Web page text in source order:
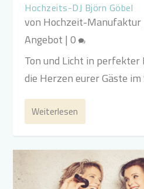
Hochzeits-DJ Björn Göbel
von Hochzeit-Manufaktur
Angebot |0
Ton und Licht in
die Herzen eurer Gäste
Weiterlesen